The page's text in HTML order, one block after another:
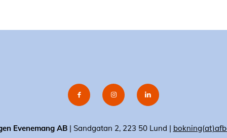
Evenemang AB| Sandgatan 2, 223 50 Lund |